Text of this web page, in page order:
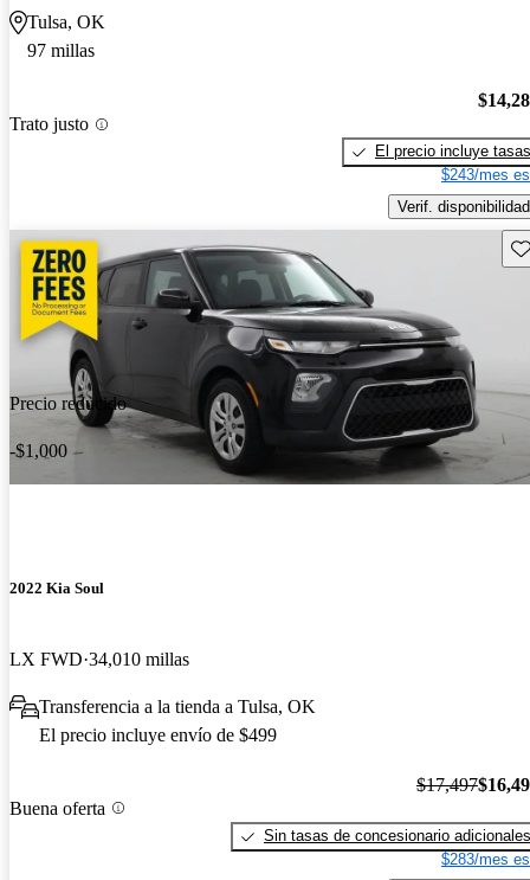
Tulsa, OK
97 millas
Trato justo
El precio incluye tasas
$243/mes
Verif. disponibilidad
Precio reducido
-$1,000
2022 Kia Soul
LX FWD 34,010 millas
Transferencia a la tienda a Tulsa, OK
El precio incluye envío de $499
Buena oferta
$17,497
Sin tasas de concesionario adicionales
$283/mes